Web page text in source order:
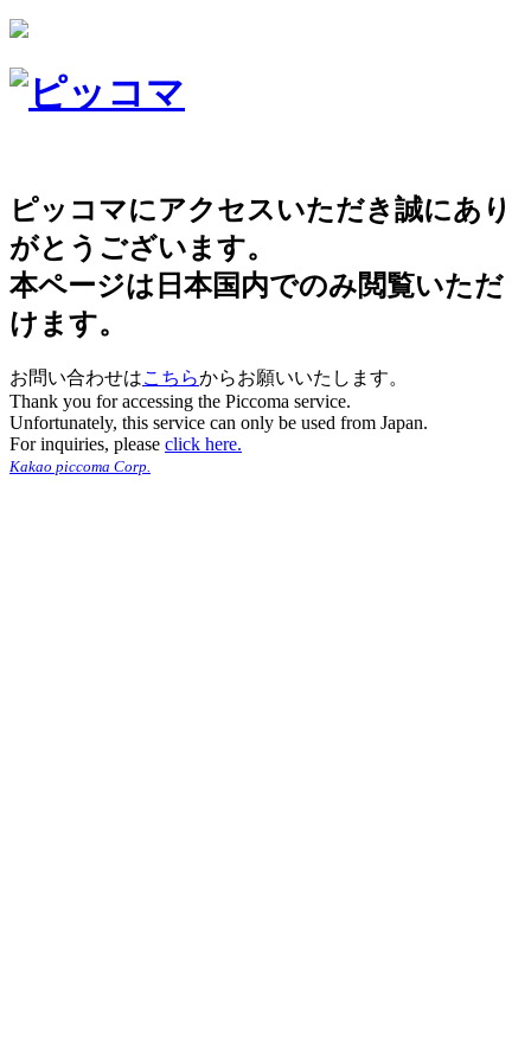
ピッコマにアクセスいただき誠にあり
がとうございます。
本ページは日本国内でのみ閲覧いただ
けます。
お問い合わせはこちらからお願いいたします。
Thank you for accessing the Piccoma service.
Unfortunately, this service can only be used from Japan.
For inquiries, please click here.
Kakao piccoma Corp.